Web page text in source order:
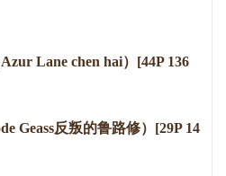
Lane chen hai）[44P 136
Geass反叛的鲁路修）[29P 14